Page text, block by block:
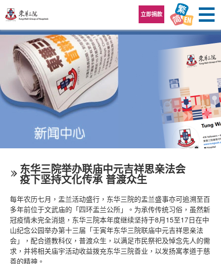
立即捐款
东华三院举办联庙中元吉祥思亲法会
疫下坚持文化传承 普渡众生
每年农历七月，盂兰活动盛行，东华三院的盂兰盛事亦可追溯至百
多年前位于文武庙的「四环盂兰公所」。为承传传统习俗，虽然新
冠疫情未完全消退，东华三院本年度继续坚持于8月15至17日在中
山纪念公园举办第十三届「壬寅年东华三院联庙中元吉祥思亲法
会」，配合道教科仪，普渡众生，以满足市民祭祀及悼念先人的需
求，并将相关庙宇活动收益拨充东华三院善业，以发扬寓孝道于慈
善的精神。